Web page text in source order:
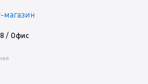
магазин
/ Офис